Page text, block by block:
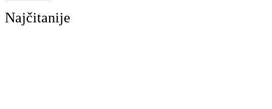
Najčitanije